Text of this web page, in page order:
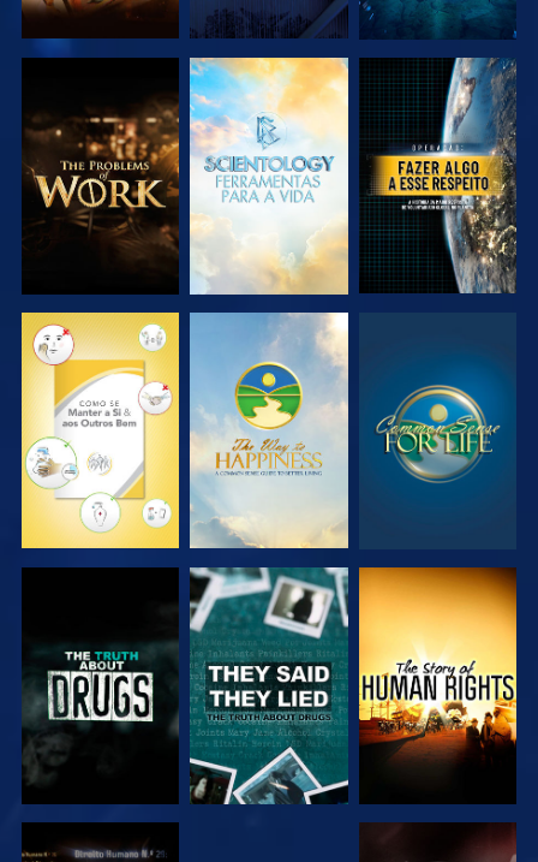
EXPLORAR A
SÉRIE
EXPLORAR A
SÉRIE
VER
VER VER VER
VER VER